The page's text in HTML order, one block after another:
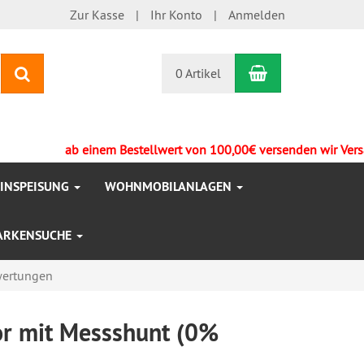
Zur Kasse Ihr Konto Anmelden
0 Artikel Warenkorb
ab einem Bestellwert von 100,00€ versenden wir
WOHNMOBILANLAGEN
mit Messshunt (0%